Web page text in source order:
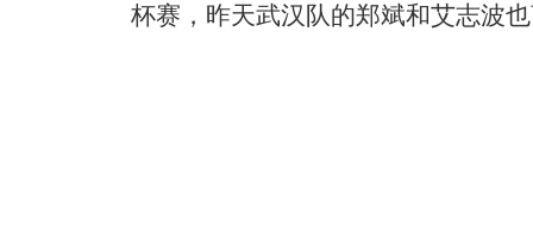
杯赛，昨天武汉队的郑斌和艾志波